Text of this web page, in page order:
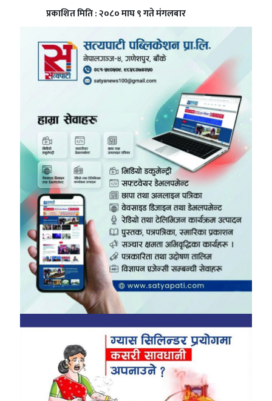
प्रकाशित मिति : २०८० माघ ९ गते मंगलबार